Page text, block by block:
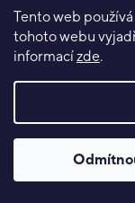
Tento web
tohoto webu
informacízde.
Vytvořil Shoptet
Copyright 2026